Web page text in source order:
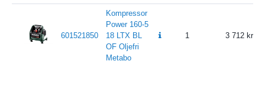
601521850
Kompressor
Power 160-5
18 LTX BL
OF Oljefri
Metabo
1 3 712